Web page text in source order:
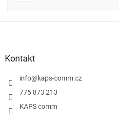
Kontakt
info@kaps-comm.cz
775 873 213
KAPS comm